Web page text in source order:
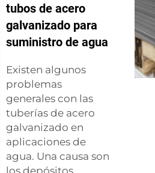
tubos de acero
galvanizado para
suministro de agua
Existen algunos
problemas
generales con las
tuberías de acero
galvanizado en
aplicaciones de
agua. Una causa son
los depósitos